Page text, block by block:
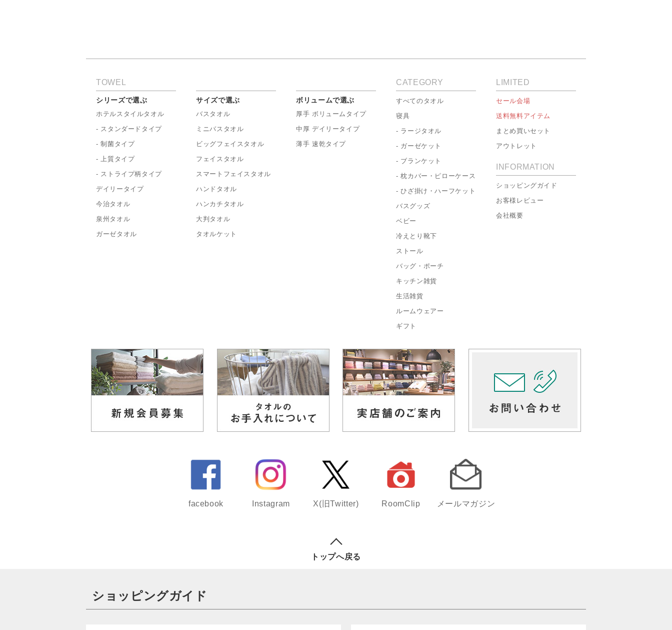
TOWEL
シリーズで選ぶ
ホテルスタイルタオル
- スタンダードタイプ
- 制菌タイプ
- 上質タイプ
- ストライプ柄タイプ
デイリータイプ
今治タオル
泉州タオル
ガーゼタオル
サイズで選ぶ
バスタオル
ミニバスタオル
ビッグフェイスタオル
フェイスタオル
スマートフェイスタオル
ハンドタオル
ハンカチタオル
大判タオル
タオルケット
ボリュームで選ぶ
厚手 ボリュームタイプ
中厚 デイリータイプ
薄手 速乾タイプ
CATEGORY
すべてのタオル
寝具
- ラージタオル
- ガーゼケット
- ブランケット
- 枕カバー・ピローケース
- ひざ掛け・ハーフケット
バスグッズ
ベビー
冷えとり靴下
ストール
バッグ・ポーチ
キッチン雑貨
生活雑貨
ルームウェアー
ギフト
LIMITED
セール会場
送料無料アイテム
まとめ買いセット
アウトレット
INFORMATION
ショッピングガイド
お客様レビュー
会社概要
facebook Instagram X(旧Twitter) RoomClip メールマガジン
トップへ戻る
ショッピングガイド